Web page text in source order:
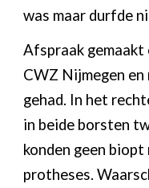
was maar durfde
Afspraak
CWZ Nijmegen en
gehad. In het
in beide borsten
konden geen
protheses.